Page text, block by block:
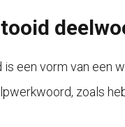
een vorm van een
zoals